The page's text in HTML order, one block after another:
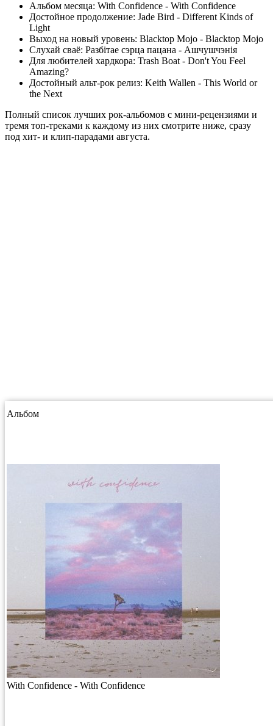
Альбом месяца: With Confidence - With Confidence
Достойное продолжение: Jade Bird - Different Kinds of
Light
Выход на новый уровень: Blacktop Mojo - Blacktop Mojo
Слухай сваё: Разбiтае сэрца пацана - Ашчушчэнія
Для любителей хардкора: Trash Boat - Don't You Feel
Amazing?
Достойный альт-рок релиз: Keith Wallen - This World or
the Next
Полный список лучших рок-альбомов с мини-рецензиями и
тремя топ-треками к каждому из них смотрите ниже, сразу
под хит- и клип-парадами августа.
Альбом
With Confidence - With Confidence